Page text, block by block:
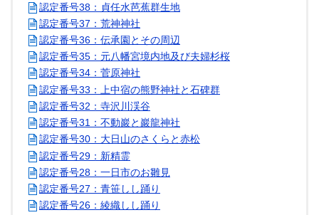
認定番号38：貞任水芭蕉群生地
認定番号37：荒神神社
認定番号36：伝承園とその周辺
認定番号35：元八幡宮境内地及び夫婦杉桜
認定番号34：菅原神社
認定番号33：上中宿の熊野神社と石碑群
認定番号32：寺沢川渓谷
認定番号31：不動巖と巖龍神社
認定番号30：大日山のさくらと赤松
認定番号29：新精霊
認定番号28：一日市のお雛見
認定番号27：青笹しし踊り
認定番号26：綾織しし踊り